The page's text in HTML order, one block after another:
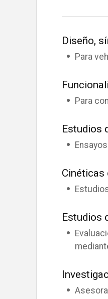
Diseño,
Para
Para
Estudios
Cinéticas
Estudios